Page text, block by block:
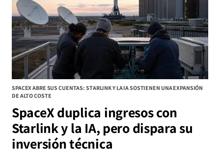
SPACEX ABRE SUS CUENTAS: STARLINK Y LA IA SOSTIENEN UNA EXPANSIÓN
DE ALTO COSTE
SpaceX duplica ingresos con
Starlink y la IA, pero dispara su
inversión técnica